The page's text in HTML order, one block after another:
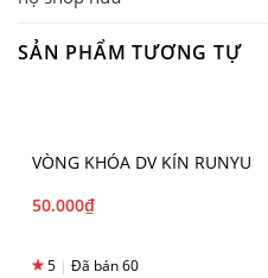
SẢN PHẨM TƯƠNG TỰ
VÒNG KHÓA DV KÍN RUNYU
50.000₫
5 | Đã bán 60